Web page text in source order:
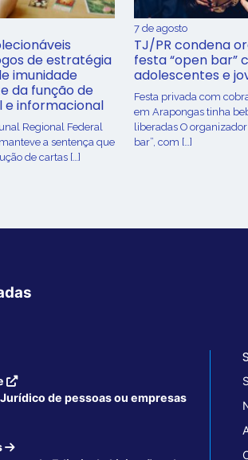
de estratégia
imunidade
da função de
e informacional
Regional Federal
manteve a sentença que
de cartas […]
7 de agosto
TJ/PR condena
festa “open bar”
adolescentes e
Festa privada com
em Arapongas tinha
liberadas O
bar”, com […]
de pessoas ou empresas